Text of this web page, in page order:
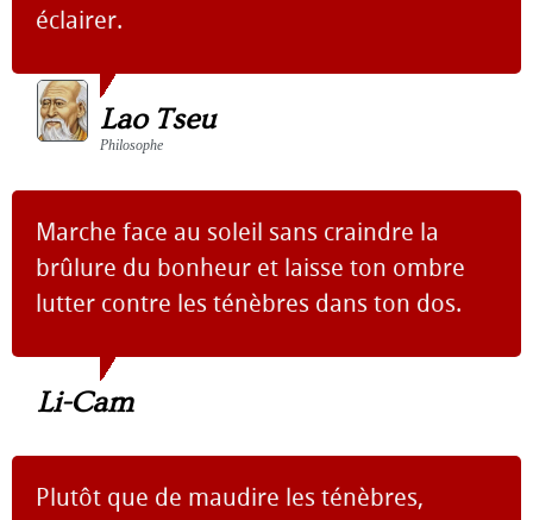
éclairer.
Lao Tseu
Philosophe
Marche face au soleil sans craindre la
brûlure du bonheur et laisse ton ombre
lutter contre les ténèbres dans ton dos.
Li-Cam
Plutôt que de maudire les ténèbres,